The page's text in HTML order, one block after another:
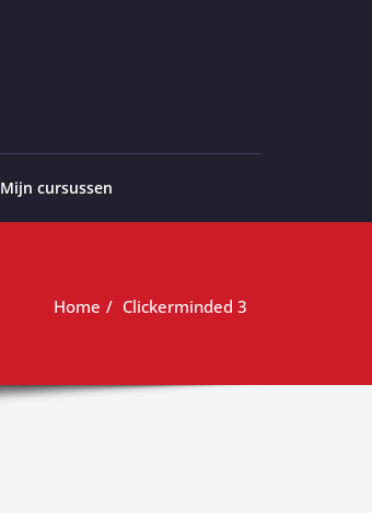
Mijn cursussen
Home Clickerminded 3